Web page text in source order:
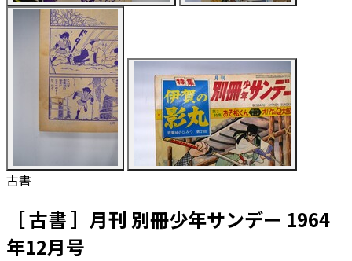
古書
［ 古書 ］月刊 別冊少年サンデー 1964
年12月号